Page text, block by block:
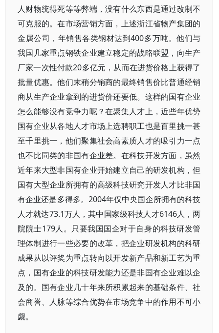
人财物统得死等等弊端，没有什么东西是通过改制不
可克服的。在市场营销方面，上述浙江省物产集团的
金属公司，年销售各类钢材达到400多万吨。他们与
我国几家重点钢铁企业建立稳定的战略联盟，向生产
厂家一次性付款20多亿元，从而在进货价格上获得了
批量优惠。他们末稍分销商的最终销售价比普通经销
商从生产企业拿到的进货价还要低。这样的国有企业
怎么能够没有竞争力呢？在聚集人才上，近些年优势
国有企业从各地人才市场上选聘职工也是百里挑一甚
至千里挑一，他们聚集社会高素质人才的吸引力一点
也不比同类的非国有企业差。在科技开发方面，虽然
近年来大型非国有企业开始建立自己的研发机构，但
国有大型企业所拥有的高级科技研究开发人才比非国
有企业还是多得多。2004年仅中央国企所拥有的科技
人才就达73.1万人，其中国家级科技人才6146人，两
院院士179人。只要我国国企对于自身的科技研发管
理体制进行一些必要的改革，把企业研发机构的科研
成果从以评奖为重点转向以开发新产品和新工艺为重
点，国有企业的科技研发能力还是非国有企业难以企
及的。国有企业几十年来所积累起来的基础条件、社
会商誉、人脉等综合优势在市场竞争中的作用不可小
觑。